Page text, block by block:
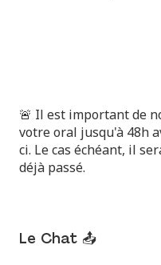
🚨 Il est important de
votre oral jusqu'à 48h
ci. Le cas échéant, il
déjà passé.
Le Chat 📤